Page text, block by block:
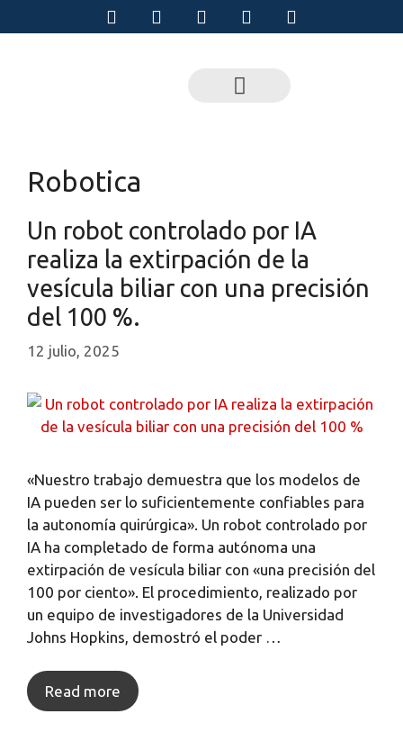
Robotica
Un robot controlado por IA
realiza la extirpación de la
vesícula biliar con una precisión
del 100 %.
12 julio, 2025
«Nuestro trabajo demuestra que los modelos de
IA pueden ser lo suficientemente confiables para
la autonomía quirúrgica». Un robot controlado por
IA ha completado de forma autónoma una
extirpación de vesícula biliar con «una precisión del
100 por ciento». El procedimiento, realizado por
un equipo de investigadores de la Universidad
Johns Hopkins, demostró el poder …
Read more